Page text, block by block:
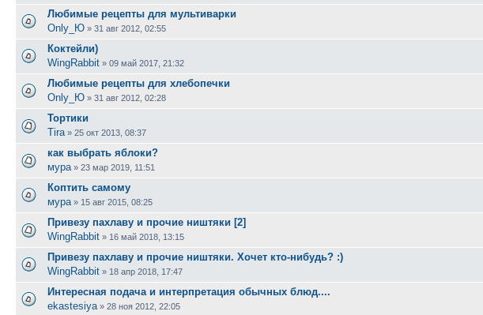
Любимые рецепты для мультиварки
Only_Ю » 31 авг 2012, 02:55
Коктейли)
WingRabbit » 09 май 2017, 21:32
Любимые рецепты для хлебопечки
Only_Ю » 31 авг 2012, 02:28
Тортики
Tira » 25 окт 2013, 08:37
как выбрать яблоки?
мура » 23 мар 2019, 11:51
Коптить самому
мура » 15 авг 2015, 08:25
Привезу пахлаву и прочие ништяки [2]
WingRabbit » 16 май 2018, 13:15
Привезу пахлаву и прочие ништяки. Хочет кто-нибудь? :)
WingRabbit » 18 апр 2018, 17:47
Интересная подача и интерпретация обычных блюд....
ekastesiya » 28 ноя 2012, 22:05